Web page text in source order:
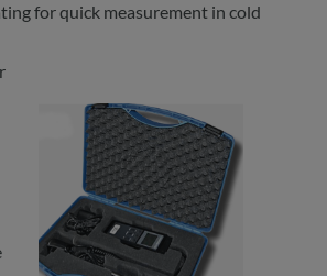
for quick measurement in cold